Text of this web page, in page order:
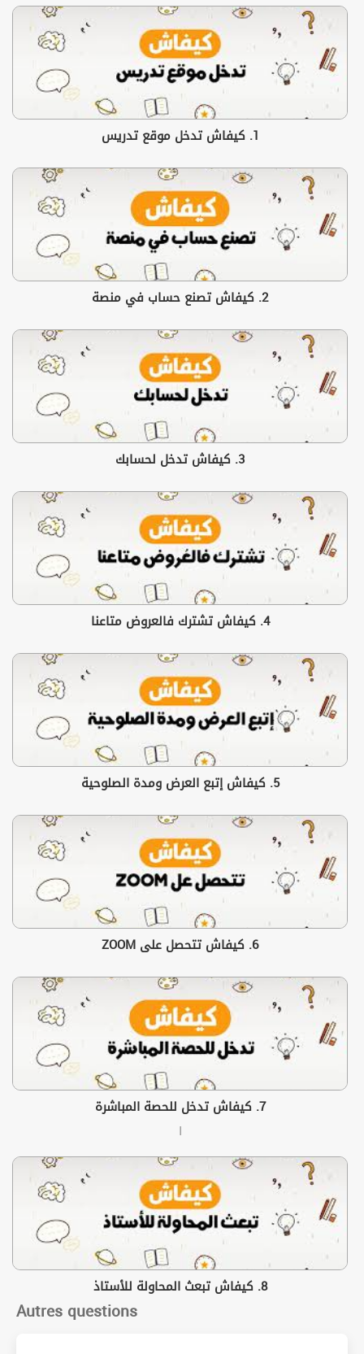
1. كيفاش تدخل موقع تدريس
2. كيفاش تصنع حساب في منصة
3. كيفاش تدخل لحسابك
4. كيفاش تشترك فالعروض متاعنا
5. كيفاش إتبع العرض ومدة الصلوحية
6. كيفاش تتحصل على ZOOM
7. كيفاش تدخل للحصة المباشرة
ا
8. كيفاش تبعث المحاولة للأستاذ
Autres questions